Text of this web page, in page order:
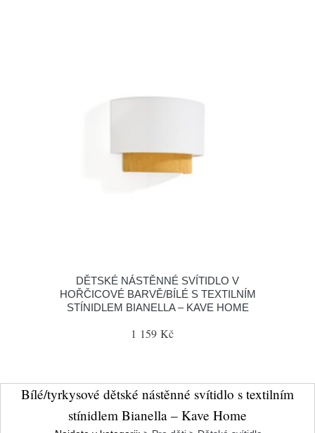
DĚTSKÉ NÁSTĚNNÉ SVÍTIDLO V
HOŘČICOVÉ BARVĚ/BÍLÉ S TEXTILNÍM
STÍNIDLEM BIANELLA – KAVE HOME
1 159 Kč
Bílé/tyrkysové dětské nástěnné svítidlo s textilním
stínidlem Bianella – Kave Home